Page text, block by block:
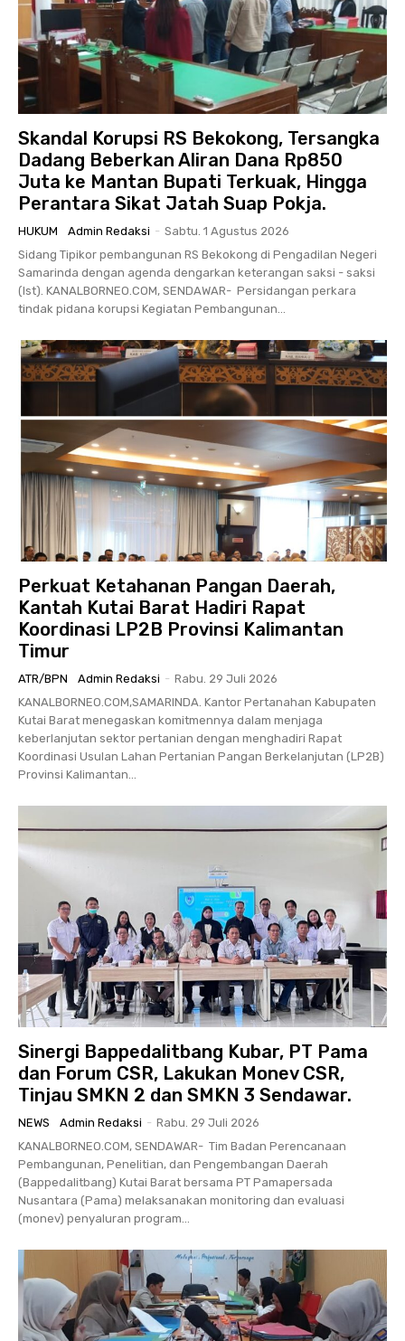
Skandal Korupsi RS Bekokong, Tersangka
Dadang Beberkan Aliran Dana Rp850
Juta ke Mantan Bupati Terkuak, Hingga
Perantara Sikat Jatah Suap Pokja.
HUKUM Admin Redaksi - Sabtu. 1 Agustus 2026
Sidang Tipikor pembangunan RS Bekokong di Pengadilan Negeri
Samarinda dengan agenda dengarkan keterangan saksi - saksi
(Ist). KANALBORNEO.COM, SENDAWAR- Persidangan perkara
tindak pidana korupsi Kegiatan Pembangunan...
Perkuat Ketahanan Pangan Daerah,
Kantah Kutai Barat Hadiri Rapat
Koordinasi LP2B Provinsi Kalimantan
Timur
ATR/BPN Admin Redaksi - Rabu. 29 Juli 2026
KANALBORNEO.COM,SAMARINDA. Kantor Pertanahan Kabupaten
Kutai Barat menegaskan komitmennya dalam menjaga
keberlanjutan sektor pertanian dengan menghadiri Rapat
Koordinasi Usulan Lahan Pertanian Pangan Berkelanjutan (LP2B)
Provinsi Kalimantan...
Sinergi Bappedalitbang Kubar, PT Pama
dan Forum CSR, Lakukan Monev CSR,
Tinjau SMKN 2 dan SMKN 3 Sendawar.
NEWS Admin Redaksi - Rabu. 29 Juli 2026
KANALBORNEO.COM, SENDAWAR- Tim Badan Perencanaan
Pembangunan, Penelitian, dan Pengembangan Daerah
(Bappedalitbang) Kutai Barat bersama PT Pamapersada
Nusantara (Pama) melaksanakan monitoring dan evaluasi
(monev) penyaluran program...